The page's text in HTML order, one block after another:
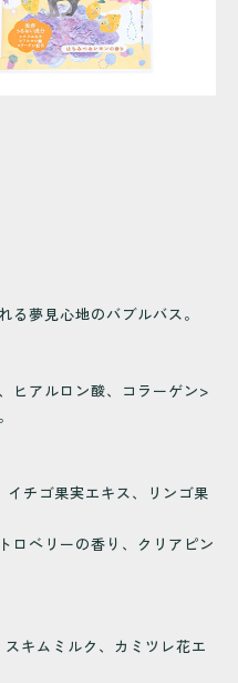
夢見心地のバブルバス。
ヒアルロン酸、コラーゲン>
チゴ果実エキス、リンゴ果
ロベリーの香り、クリアピン
キムミルク、カミツレ花エ